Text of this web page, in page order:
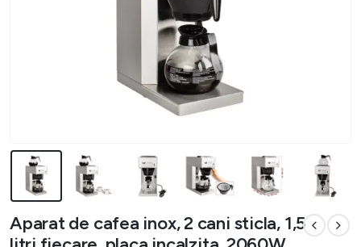
Aparat de cafea inox, 2 cani sticla, 1,5